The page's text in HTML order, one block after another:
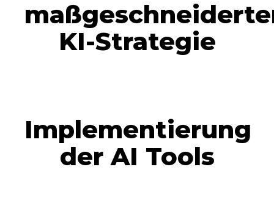
KI-Strategie
Implementierung
der AI Tools